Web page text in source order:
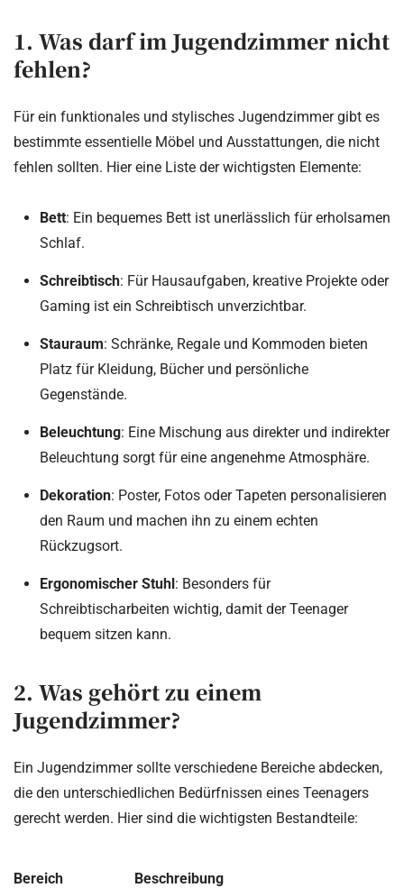
1. Was darf im Jugendzimmer nicht
fehlen?
Für ein funktionales und stylisches Jugendzimmer gibt es
bestimmte essentielle Möbel und Ausstattungen, die nicht
fehlen sollten. Hier eine Liste der wichtigsten Elemente:
Bett: Ein bequemes Bett ist unerlässlich für erholsamen
Schlaf.
Schreibtisch: Für Hausaufgaben, kreative Projekte oder
Gaming ist ein Schreibtisch unverzichtbar.
Stauraum: Schränke, Regale und Kommoden bieten
Platz für Kleidung, Bücher und persönliche
Gegenstände.
Beleuchtung: Eine Mischung aus direkter und indirekter
Beleuchtung sorgt für eine angenehme Atmosphäre.
Dekoration: Poster, Fotos oder Tapeten personalisieren
den Raum und machen ihn zu einem echten
Rückzugsort.
Ergonomischer Stuhl: Besonders für
Schreibtischarbeiten wichtig, damit der Teenager
bequem sitzen kann.
2. Was gehört zu einem
Jugendzimmer?
Ein Jugendzimmer sollte verschiedene Bereiche abdecken,
die den unterschiedlichen Bedürfnissen eines Teenagers
gerecht werden. Hier sind die wichtigsten Bestandteile:
Bereich Beschreibung